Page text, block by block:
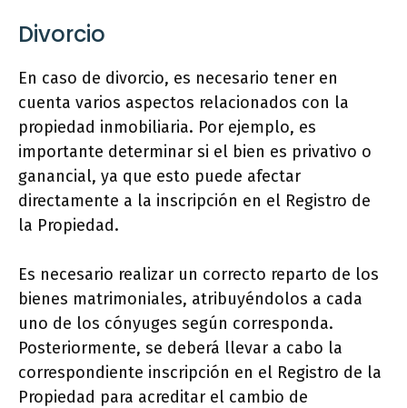
Divorcio
En caso de divorcio, es necesario tener en
cuenta varios aspectos relacionados con la
propiedad inmobiliaria. Por ejemplo, es
importante determinar si el bien es privativo o
ganancial, ya que esto puede afectar
directamente a la inscripción en el Registro de
la Propiedad.
Es necesario realizar un correcto reparto de los
bienes matrimoniales, atribuyéndolos a cada
uno de los cónyuges según corresponda.
Posteriormente, se deberá llevar a cabo la
correspondiente inscripción en el Registro de la
Propiedad para acreditar el cambio de